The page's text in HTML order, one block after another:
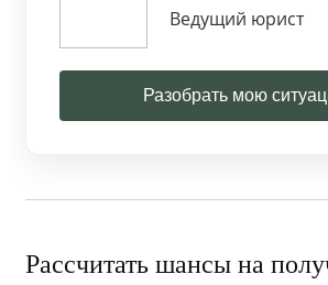
Ведущий юрист
Разобрать мою
Рассчитать шансы на